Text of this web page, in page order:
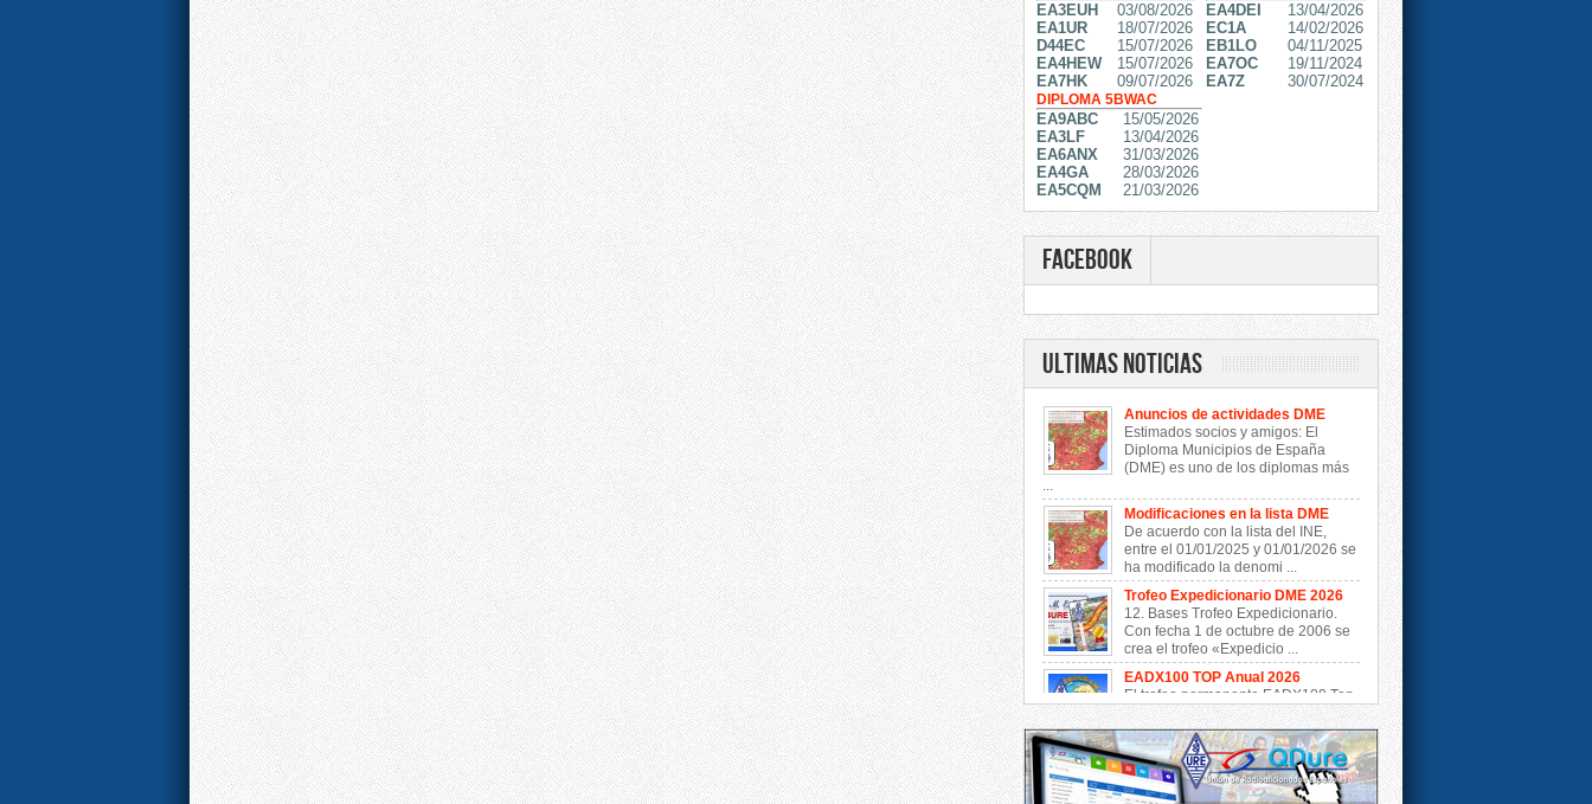
EA3EUH
03/08/2026
EA1UR
18/07/2026
D44EC
15/07/2026
EA4HEW
15/07/2026
EA7HK
09/07/2026
EA4DEI
13/04/2026
EC1A
14/02/2026
EB1LO
04/11/2025
EA7OC
19/11/2024
EA7Z
30/07/2024
DIPLOMA 5BWAC
EA9ABC
15/05/2026
EA3LF
13/04/2026
EA6ANX
31/03/2026
EA4GA
28/03/2026
EA5CQM
21/03/2026
Facebook
Ultimas Noticias
Anuncios de actividades DME
Estimados socios y amigos: El
Diploma Municipios de España
(DME) es uno de los diplomas más
...
Modificaciones en la lista DME
De acuerdo con la lista del INE,
entre el 01/01/2025 y 01/01/2026 se
ha modificado la denomi ...
Trofeo Expedicionario DME 2026
12. Bases Trofeo Expedicionario.
Con fecha 1 de octubre de 2006 se
crea el trofeo «Expedicio ...
EADX100 TOP Anual 2026
El trofeo permanente EADX100 Top
Anual que premiará al mejor Dxista
de cada año, valorando e ...
Modificaciones en la lista DME
De acuerdo con la lista del INE,
entre el 01/01/2024 y 01/01/2025 se